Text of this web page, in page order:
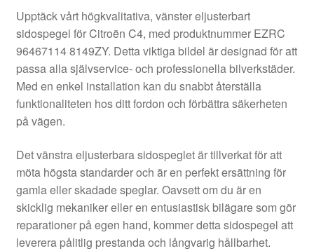
Kolla upp
Kontakt
Mitt konto
Om oss
Reklamationsprocedur
Transport
Upptäck vårt högkvalitativa, vänster eljusterbart
sidospegel för Citroën C4, med produktnummer EZRC
96467114 8149ZY. Detta viktiga bildel är designad för att
passa alla självservice- och professionella bilverkstäder.
Med en enkel installation kan du snabbt återställa
funktionaliteten hos ditt fordon och förbättra säkerheten
på vägen.
Det vänstra eljusterbara sidospeglet är tillverkat för att
möta högsta standarder och är en perfekt ersättning för
gamla eller skadade speglar. Oavsett om du är en
skicklig mekaniker eller en entusiastisk bilägare som gör
reparationer på egen hand, kommer detta sidospegel att
leverera pålitlig prestanda och långvarig hållbarhet.